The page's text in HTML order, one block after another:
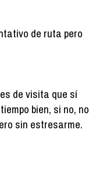
de ruta pero
de visita que sí
bien, si no, no
sin estresarme.